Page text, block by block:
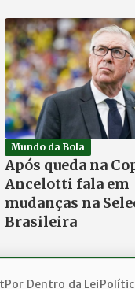
Mundo da Bola
Após queda na
Ancelotti fala em
mudanças na
Brasileira
Por Dentro da Lei